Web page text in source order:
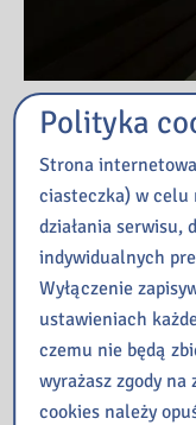
Przeczytaj
Kopernik – czyli
ManiaLAB w
Jak oni pracują,
kulis – zajęcia dla
Finał 1. edycji
„Przecinek i Kropka”
Co działo się w
Polityka
Strona
ciasteczka) w celu
działania serwisu,
indywidualnych
Wyłączenie
ustawieniach
czemu nie będą
wyrażasz zgody
cookies należy